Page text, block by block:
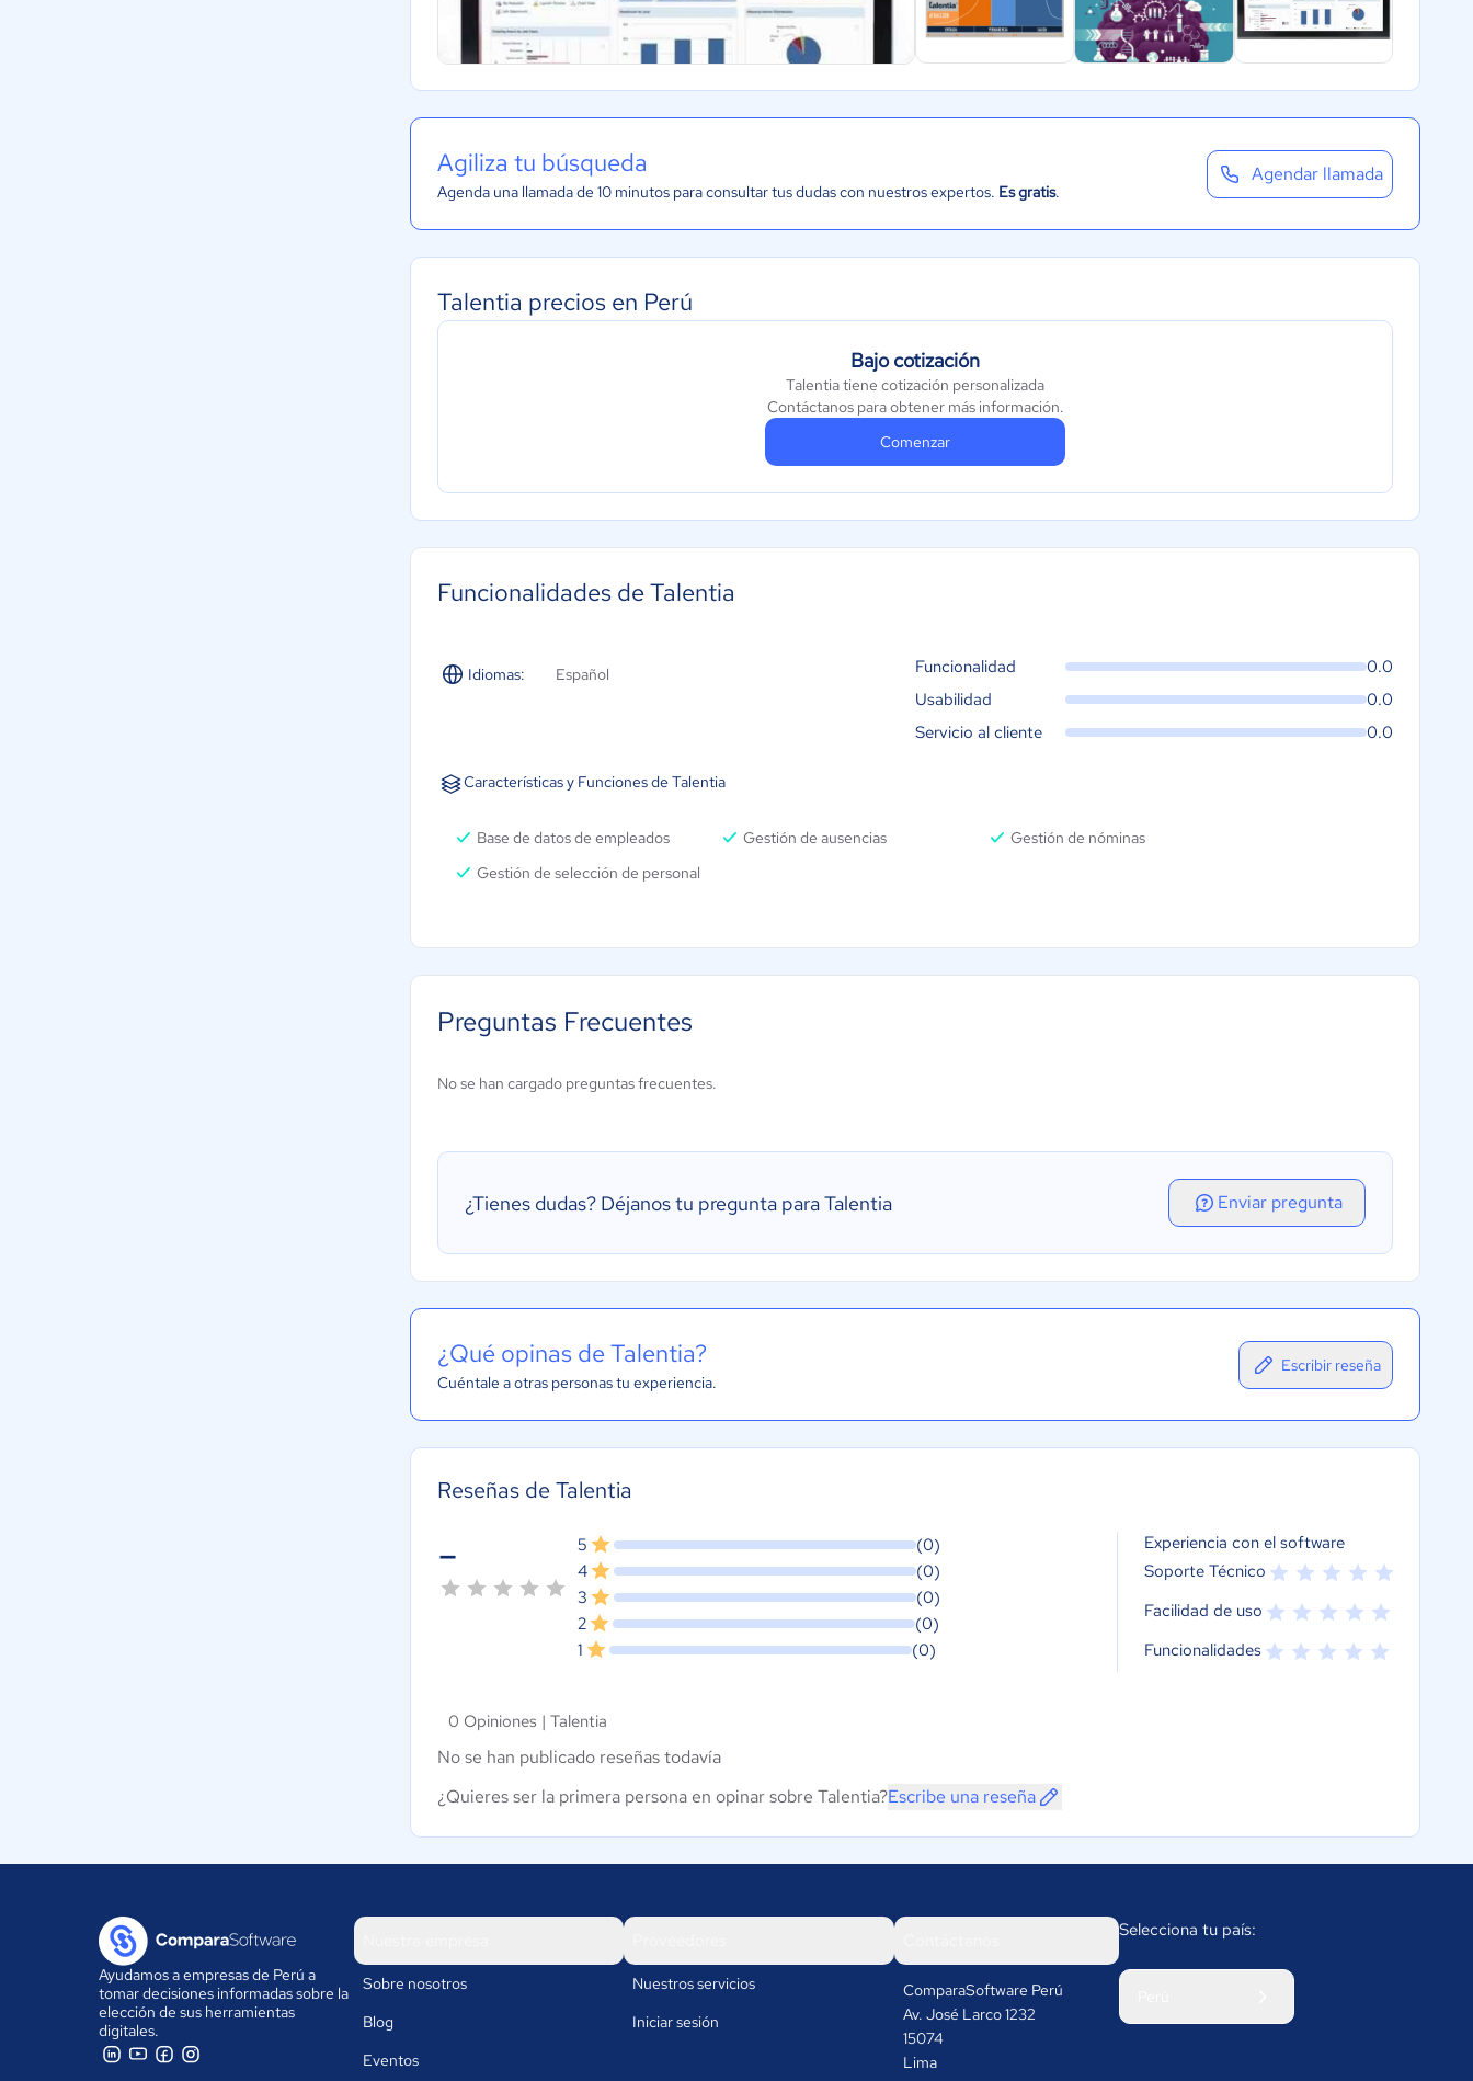
Agiliza tu búsqueda
Agenda una llamada de 10 minutos para consultar tus dudas con nuestros expertos. Es gratis.
Agendar llamada
Talentia precios en Perú
Bajo cotización
Talentia tiene cotización personalizada
Contáctanos para obtener más información.
Comenzar
Funcionalidades de Talentia
Idiomas: Español Funcionalidad
0.0
Usabilidad
0.0
Servicio al cliente
0.0
Características y Funciones de Talentia
Base de datos de empleados Gestión de ausencias
Gestión de nóminas
Gestión de selección de personal
Preguntas Frecuentes
No se han cargado preguntas frecuentes.
¿Tienes dudas? Déjanos tu pregunta para Talentia Enviar pregunta
¿Qué opinas de Talentia?
Cuéntale a otras personas tu experiencia.
Escribir reseña
Reseñas de Talentia
- 5
(0)
4
(0)
3
(0)
2
(0)
1
(0)
Experiencia con el software
Soporte Técnico
Facilidad de uso
Funcionalidades
0 Opiniones | Talentia
No se han publicado reseñas todavía
¿Quieres ser la primera persona en opinar sobre Talentia?Escribe una reseña
Ayudamos a empresas de Perú a
tomar decisiones informadas sobre la
elección de sus herramientas
digitales.
Sobre nosotros
Blog
Eventos
Nuestros servicios
Iniciar sesión
ComparaSoftware Perú
Av. José Larco 1232
15074
Lima
Selecciona tu país: